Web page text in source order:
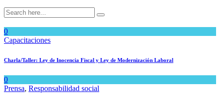
0
Capacitaciones
Charla/Taller: Ley de Inocencia Fiscal y Ley de Modernización Laboral
0
Prensa, Responsabilidad social